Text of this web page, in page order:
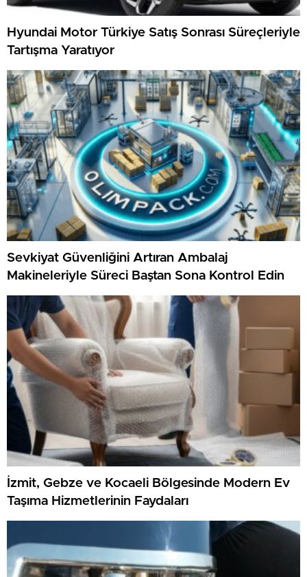
Hyundai Motor Türkiye Satış Sonrası Süreçleriyle
Tartışma Yaratıyor
Sevkiyat Güvenliğini Artıran Ambalaj
Makineleriyle Süreci Baştan Sona Kontrol Edin
İzmit, Gebze ve Kocaeli Bölgesinde Modern Ev
Taşıma Hizmetlerinin Faydaları